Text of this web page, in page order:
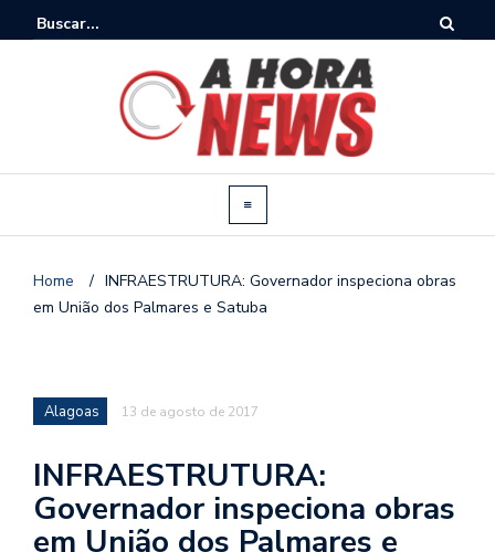
Home / INFRAESTRUTURA: Governador inspeciona obras
em União dos Palmares e Satuba
Alagoas 13 de agosto de 2017
INFRAESTRUTURA:
Governador inspeciona obras
em União dos Palmares e